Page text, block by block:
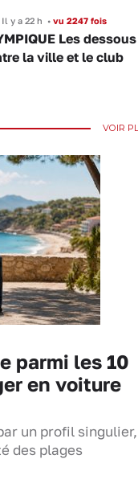
Il y a 22 h •vu 2247 fois
Les
la ville et le club
VOIR
parmi les 10
en voiture
un profil
des plages